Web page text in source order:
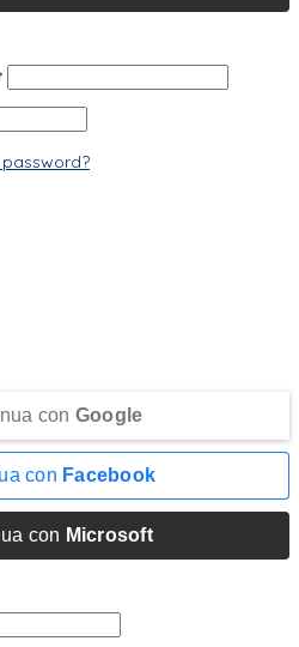
con Google
con Facebook
con Microsoft